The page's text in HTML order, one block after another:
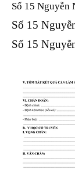
Số 15 Nguyễn
Số 15
Số 15